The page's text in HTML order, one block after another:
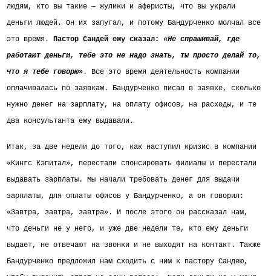
людям, кто вы такие — жулики и аферисты, что вы украли
деньги людей. Он их запугал, и потому Бандурченко молчал все
это время. Пастор Сандей ему сказал:
«Не спрашивай, где
работают деньги, тебе это не надо знать, ты просто делай то,
что я тебе говорю». Все это время деятельность компании
оплачивалась по заявкам. Бандурченко писал в заявке, сколько
нужно денег на зарплату, на оплату офисов, на расходы, и те
два консультанта ему выдавали.
Итак, за две недели до того, как наступил кризис в компании
«Кингс Кэпитал», перестали спонсировать филиалы и перестали
выдавать зарплаты. Мы начали требовать денег для выдачи
зарплаты, для оплаты офисов у Бандурченко, а он говорил:
«Завтра, завтра, завтра». И после этого он рассказал нам,
что деньги не у него, и уже две недели те, кто ему деньги
выдает, не отвечают на звонки и не выходят на контакт. Также
Бандурченко предложил нам сходить с ним к пастору Сандею,